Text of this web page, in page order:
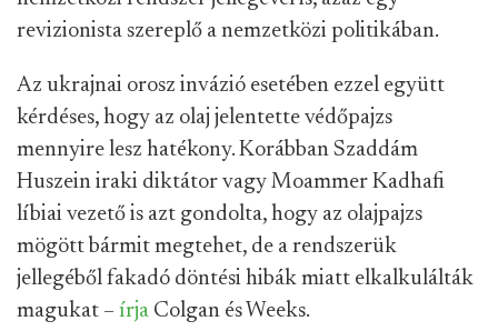
revizionista szereplő a nemzetközi politikában.
Az ukrajnai orosz invázió esetében ezzel együtt
kérdéses, hogy az olaj jelentette védőpajzs
mennyire lesz hatékony. Korábban Szaddám
Huszein iraki diktátor vagy Moammer Kadhafi
líbiai vezető is azt gondolta, hogy az olajpajzs
mögött bármit megtehet, de a rendszerük
jellegéből fakadó döntési hibák miatt elkalkulálták
magukat – írja Colgan és Weeks.